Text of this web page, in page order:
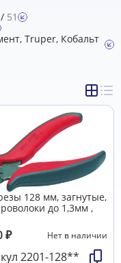
51
Truper, Кобальт
128 мм, загнутые,
до 1,3мм ,
₽ Нет в наличии
2201-128**